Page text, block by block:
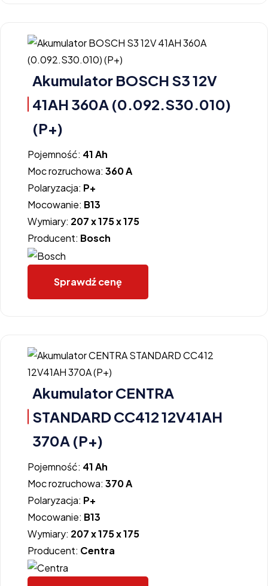
Akumulator BOSCH S3 12V
41AH 360A (0.092.S30.010)
(P+)
Pojemność: 41 Ah
Moc rozruchowa: 360 A
Polaryzacja: P+
Mocowanie: B13
Wymiary: 207 x 175 x 175
Producent: Bosch
Sprawdź cenę
Akumulator CENTRA
STANDARD CC412 12V41AH
370A (P+)
Pojemność: 41 Ah
Moc rozruchowa: 370 A
Polaryzacja: P+
Mocowanie: B13
Wymiary: 207 x 175 x 175
Producent: Centra